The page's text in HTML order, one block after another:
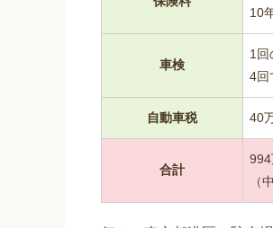
10
車検
1回
4回
自動車税 40
合計
994
（